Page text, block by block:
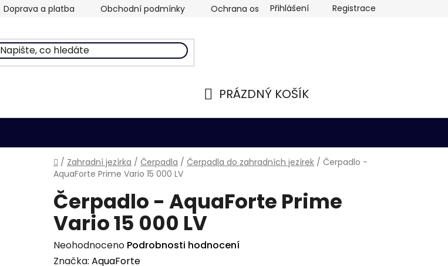
Doprava a platba Obchodní podmínky Ochrana osobních údajů
Přihlášení Registrace
PRÁZDNÝ KOŠÍK
Domů
/ Zahradní jezírka / Čerpadla / Čerpadla do zahradních jezírek / Čerpadlo -
AquaForte Prime Vario 15 000 LV
Čerpadlo - AquaForte Prime
Vario 15 000 LV
Průměrné
hodnocení
Neohodnoceno Podrobnosti hodnocení
Značka: AquaForte